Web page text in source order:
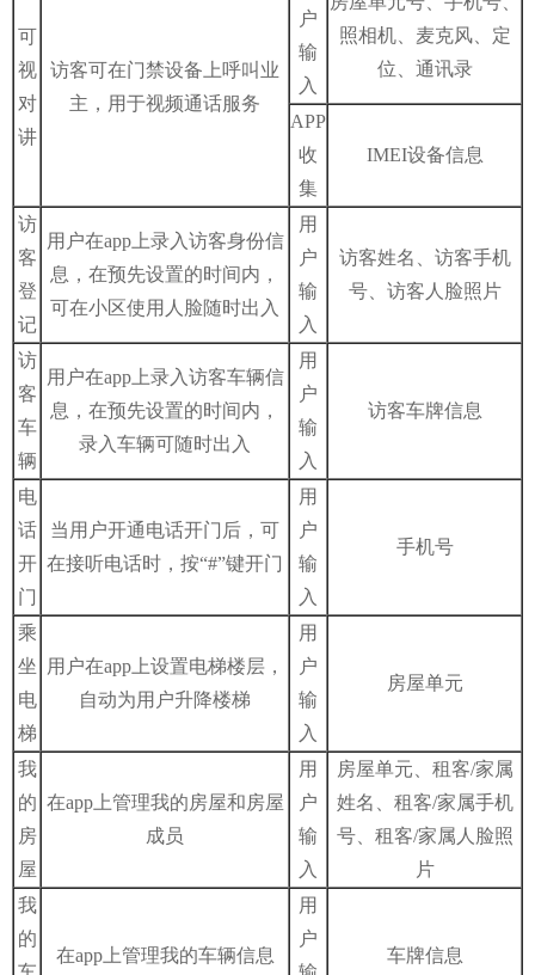
可
视
对
讲
访客可在门禁设备上呼叫业
主，用于视频通话服务
户
输
入
照相机、麦克风、定
位、通讯录
APP
收
集
IMEI设备信息
访
客
登
记
用户在app上录入访客身份信
息，在预先设置的时间内，
可在小区使用人脸随时出入
用
户
输
入
访客姓名、访客手机
号、访客人脸照片
访
客
车
辆
用户在app上录入访客车辆信
息，在预先设置的时间内，
录入车辆可随时出入
用
户
输
入
访客车牌信息
电
话
开
门
当用户开通电话开门后，可
在接听电话时，按“#”键开门
用
户
输
入
手机号
乘
坐
电
梯
用户在app上设置电梯楼层，
自动为用户升降楼梯
用
户
输
入
房屋单元
我
的
房
屋
在app上管理我的房屋和房屋
成员
用
户
输
入
房屋单元、租客/家属
姓名、租客/家属手机
号、租客/家属人脸照
片
我
的
在app上管理我的车辆信息
用
户
车牌信息